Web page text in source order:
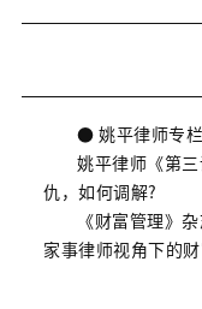
● 姚平律师专栏
姚平律师《第
仇，如何调解?
《财富管理》
家事律师视角下的